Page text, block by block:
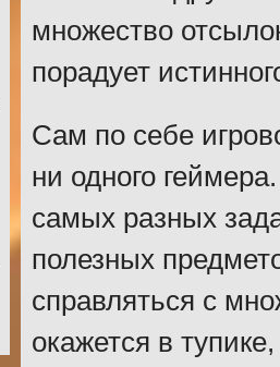
множество
порадует
Сам по себе
ни одного
самых разных
полезных
справляться с
окажется в